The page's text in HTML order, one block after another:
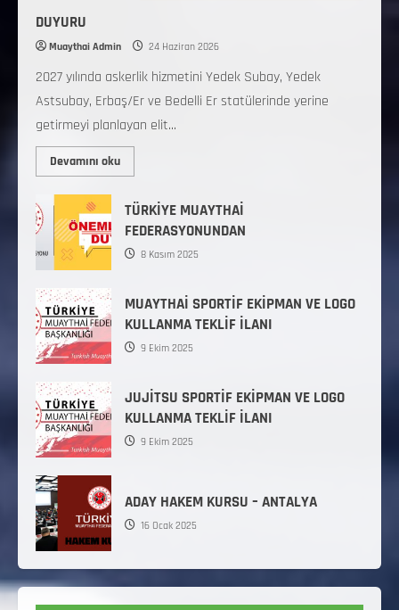
DUYURU
Muaythai Admin 24 Haziran 2026
2027 yılında askerlik hizmetini Yedek Subay, Yedek
Astsubay, Erbaş/Er ve Bedelli Er statülerinde yerine
getirmeyi planlayan elit...
Devamını oku
TÜRKİYE MUAYTHAİ
FEDERASYONUNDAN
8 Kasım 2025
MUAYTHAİ SPORTİF EKİPMAN VE LOGO
KULLANMA TEKLİF İLANI
9 Ekim 2025
JUJİTSU SPORTİF EKİPMAN VE LOGO
KULLANMA TEKLİF İLANI
9 Ekim 2025
ADAY HAKEM KURSU – ANTALYA
16 Ocak 2025